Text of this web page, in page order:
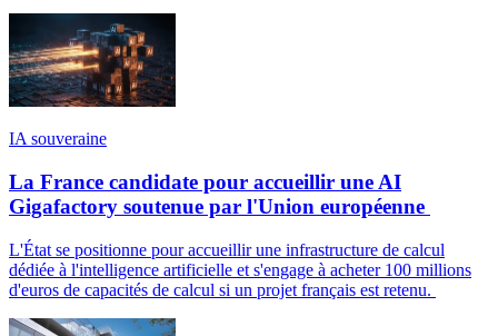
IA souveraine
La France candidate pour accueillir une AI
Gigafactory soutenue par l'Union européenne
L'État se positionne pour accueillir une infrastructure de calcul
dédiée à l'intelligence artificielle et s'engage à acheter 100 millions
d'euros de capacités de calcul si un projet français est retenu.